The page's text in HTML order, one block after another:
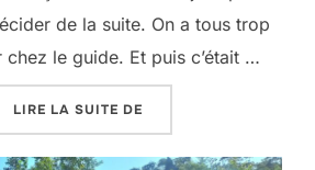
de la suite. On a tous trop
chez le guide. Et puis c’était …
LIRE LA SUITE DE